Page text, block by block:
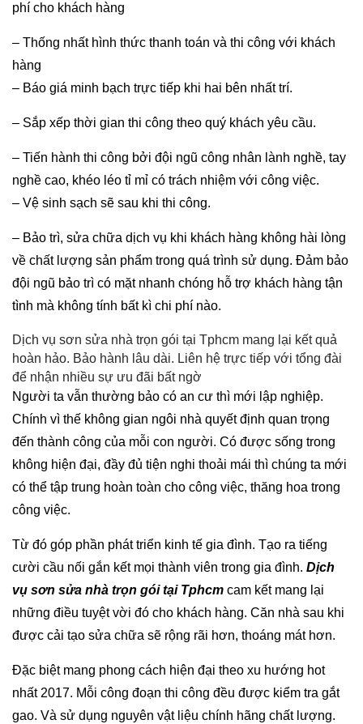
phí cho khách hàng
– Thống nhất hình thức thanh toán và thi công với khách
hàng
– Báo giá minh bạch trực tiếp khi hai bên nhất trí.
– Sắp xếp thời gian thi công theo quý khách yêu cầu.
– Tiến hành thi công bởi đội ngũ công nhân lành nghề, tay
nghề cao, khéo léo tỉ mỉ có trách nhiệm với công việc.
– Vệ sinh sạch sẽ sau khi thi công.
– Bảo trì, sửa chữa dịch vụ khi khách hàng không hài lòng
về chất lượng sản phẩm trong quá trình sử dụng. Đảm bảo
đội ngũ bảo trì có mặt nhanh chóng hỗ trợ khách hàng tận
tình mà không tính bất kì chi phí nào.
Dịch vụ sơn sửa nhà trọn gói tại Tphcm mang lại kết quả
hoàn hảo. Bảo hành lâu dài. Liên hệ trực tiếp với tổng đài
để nhận nhiều sự ưu đãi bất ngờ
Người ta vẫn thường bảo có an cư thì mới lập nghiệp.
Chính vì thế không gian ngôi nhà quyết định quan trọng
đến thành công của mỗi con người. Có được sống trong
không hiện đại, đầy đủ tiện nghi thoải mái thì chúng ta mới
có thể tập trung hoàn toàn cho công việc, thăng hoa trong
công việc.
Từ đó góp phần phát triển kinh tế gia đình. Tạo ra tiếng
cười cầu nối gắn kết mọi thành viên trong gia đình. Dịch
vụ sơn sửa nhà trọn gói tại Tphcm cam kết mang lại
những điều tuyệt vời đó cho khách hàng. Căn nhà sau khi
được cải tạo sửa chữa sẽ rộng rãi hơn, thoáng mát hơn.
Đặc biệt mang phong cách hiện đại theo xu hướng hot
nhất 2017. Mỗi công đoạn thi công đều được kiểm tra gắt
gao. Và sử dụng nguyên vật liệu chính hãng chất lượng.